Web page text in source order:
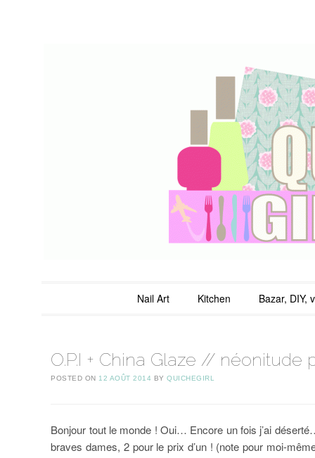
QuicheGirl
Nail Art Kitchen Bazar, DIY,
O.P.I + China Glaze // néonitude
POSTED ON 12 AOÛT 2014 BYQUICHEGIRL
Bonjour tout le monde ! Oui… Encore un fois j’ai
braves dames, 2 pour le prix d’un ! (note pour moi-